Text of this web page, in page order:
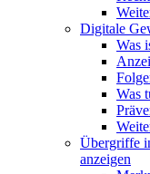
Digitale
Was
Was
Übergriffe
anzeigen